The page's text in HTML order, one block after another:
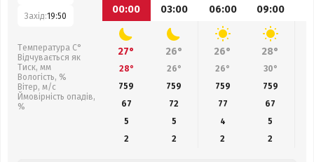
Захід:19:50
Температура С°
Відчувається як
Тиск, мм
Вологість, %
Вітер, м/с
Ймовірність опадів,
%
00:00
03:00 06:00 09:00
27° 26° 26° 28°
28° 26° 26° 30°
759
759 759 759
67
72 77 67
5
5 4
5
2
2 2 2